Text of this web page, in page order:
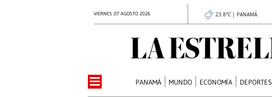
VIERNES 07 AGOSTO 2026 23.8°C | PANAMÁ
PANAMÁ MUNDO ECONOMÍA DEPORTES